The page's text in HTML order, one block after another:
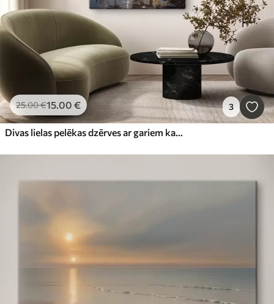
25.00€15.00 € 3
Divas lielas pelēkas dzērves ar gariem kakliem un izplestiem spārniem stāv miglainā ezerā, ko ieskauj koki